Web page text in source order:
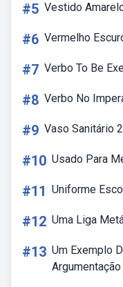
#5 Vestido
#6 Vermelho
#7 Verbo To Be
#8 Verbo No
#9 Vaso Sanitário
#10 Usado Para
#11 Uniforme
#12 Uma Liga
#13 Um Exemplo